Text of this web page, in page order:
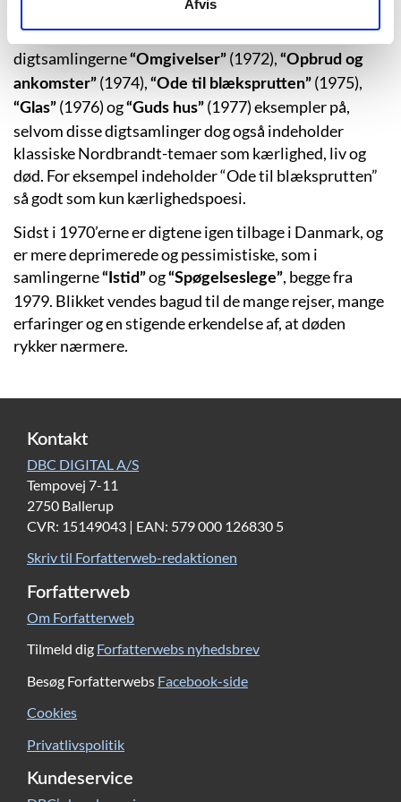
Afvis
Middelhavsområdet, og er inspireret af blandt andet
zenbuddhisme, taoisme og sufisme. Det er
digtsamlingerne“Omgivelser” (1972), “Opbrud og
ankomster” (1974), “Ode til blæksprutten” (1975),
“Glas” (1976) og“Guds hus” (1977) eksempler på,
selvom disse digtsamlinger dog også indeholder
klassiske Nordbrandt-temaer som kærlighed, liv og
død. For eksempel indeholder “Ode til blæksprutten”
så godt som kun kærlighedspoesi.
Sidst i 1970’erne er digtene igen tilbage i Danmark, og
er mere deprimerede og pessimistiske, som i
samlingerne“Istid”og“Spøgelseslege”, begge fra
1979. Blikket vendes bagud til de mange rejser, mange
erfaringer og en stigende erkendelse af, at døden
rykker nærmere.
Kontakt
DBC DIGITAL A/S
Tempovej 7-11
2750 Ballerup
CVR: 15149043 | EAN: 579 000 126830 5
Skriv til Forfatterweb-redaktionen
Forfatterweb
Om Forfatterweb
Tilmeld dig Forfatterwebs nyhedsbrev
Besøg Forfatterwebs Facebook-side
Cookies
Privatlivspolitik
Kundeservice